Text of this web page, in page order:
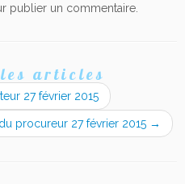
publier un commentaire.
articles
27 février 2015
procureur 27 février 2015 →